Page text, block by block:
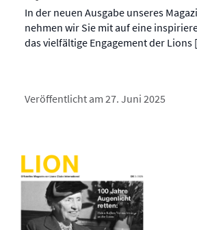
In der neuen Ausgabe unseres
nehmen wir Sie mit auf eine
das vielfältige Engagement der Lions
Veröffentlicht am 27. Juni 2025